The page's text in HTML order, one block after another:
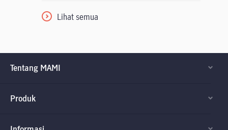
Lihat semua
Tentang MAMI
Produk